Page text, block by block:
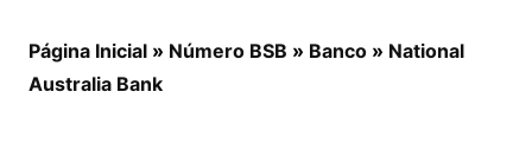
Página Inicial » Número BSB » Banco » National
Australia Bank